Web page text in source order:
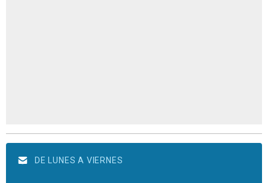
DE LUNES A VIERNES